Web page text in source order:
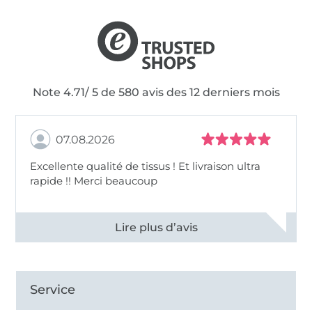
Note 4.71/ 5 de 580 avis des 12 derniers mois
07.08.2026
Excellente qualité de tissus ! Et livraison ultra
rapide !! Merci beaucoup
Voir tous les 11496 commentaires
Service